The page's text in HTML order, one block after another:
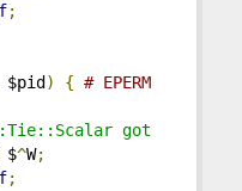
;
$pid ) { # EPERM
got
^W;
;